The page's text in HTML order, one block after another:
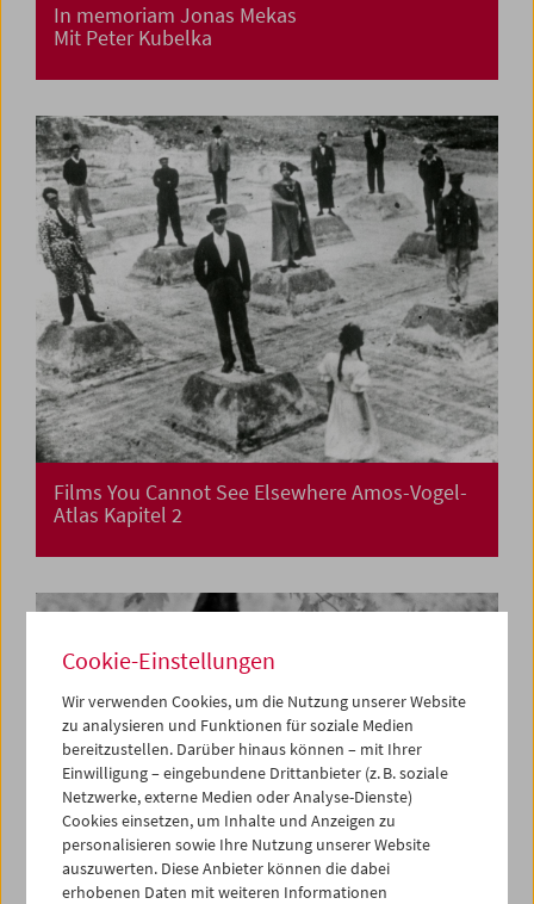
In memoriam Jonas Mekas
Mit Peter Kubelka
Films You Cannot See Elsewhere Amos-Vogel-
Atlas Kapitel 2
Cookie-Einstellungen
Wir verwenden Cookies, um die Nutzung unserer Website
zu analysieren und Funktionen für soziale Medien
bereitzustellen. Darüber hinaus können – mit Ihrer
Einwilligung – eingebundene Drittanbieter (z. B. soziale
Netzwerke, externe Medien oder Analyse-Dienste)
Cookies einsetzen, um Inhalte und Anzeigen zu
personalisieren sowie Ihre Nutzung unserer Website
auszuwerten. Diese Anbieter können die dabei
erhobenen Daten mit weiteren Informationen